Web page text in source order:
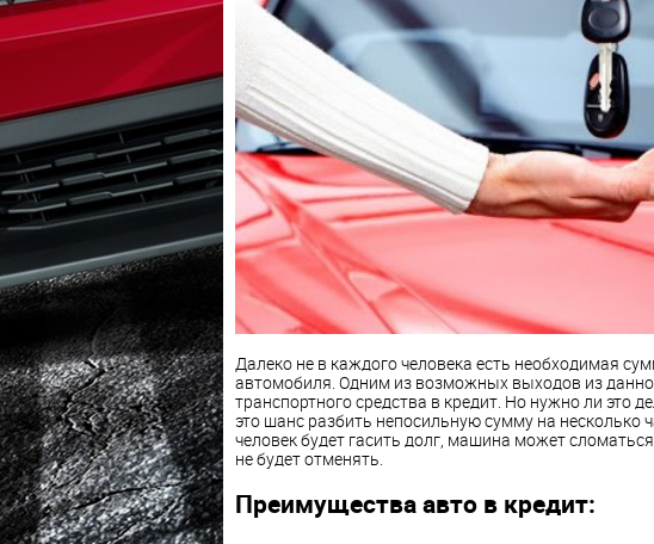
Далеко не в каждого человека есть необходимая
автомобиля. Одним из возможных выходов из
транспортного средства в кредит. Но нужно ли это
это шанс разбить непосильную сумму на несколько
человек будет гасить долг, машина может
не будет отменять.
Преимущества авто в кредит: